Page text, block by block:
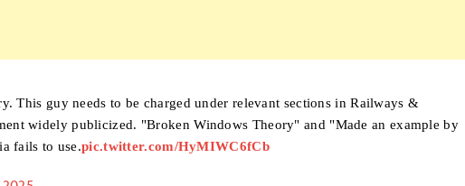
This guy needs to be charged under relevant sections in Railways &
widely publicized. "Broken Windows Theory" and "Made an example by
fails to use.pic.twitter.com/HyMIWC6fCb